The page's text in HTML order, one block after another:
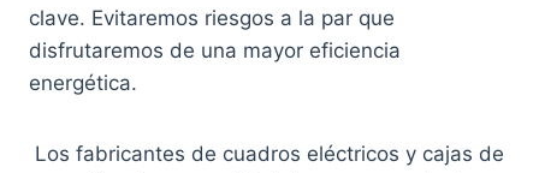
clave. Evitaremos riesgos a la par que
disfrutaremos de una mayor eficiencia
energética.
Los fabricantes de cuadros eléctricos y cajas de